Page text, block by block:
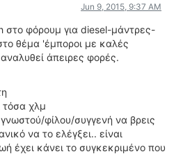
Jun 9, 2015, 9:37 AM
στο φόρουμ για diesel-μάντρες-
θέμα 'έμποροι με καλές
άπειρες φορές.
τόσα χλμ
φίλου/συγγενή να βρεις
να το ελέγξει.. είναι
έχει κάνει το συγκεκριμένο που